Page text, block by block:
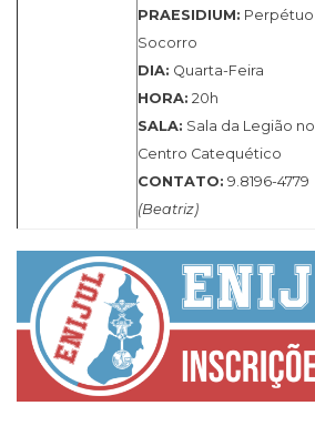
PRAESIDIUM: Perpétuo
Socorro
DIA: Quarta-Feira
HORA: 20h
SALA: Sala da Legião no
Centro Catequético
CONTATO: 9.8196-4779
(Beatriz)